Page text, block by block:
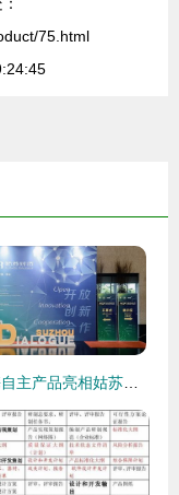
75.html